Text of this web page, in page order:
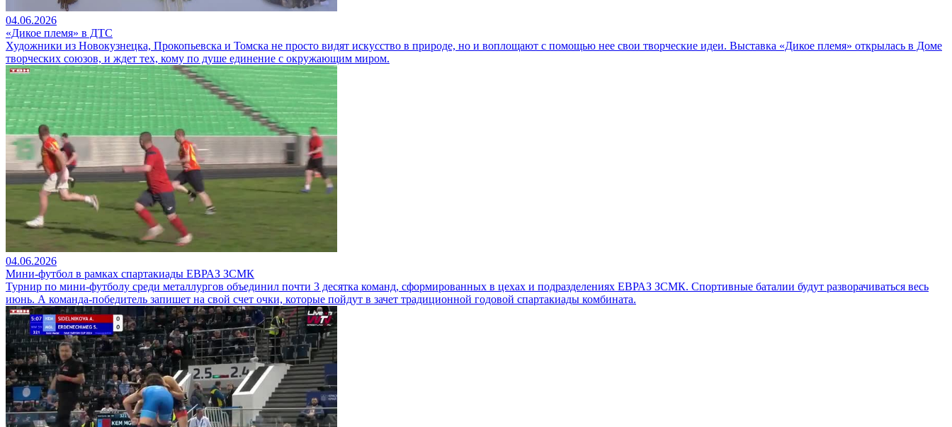
04.06.2026
«Дикое племя» в ДТС
Художники из Новокузнецка, Прокопьевска и Томска не просто видят искусство в природе, но и воплощают с помощью нее свои творческие идеи. Выставка «Дикое племя» открылась в Доме
творческих союзов, и ждет тех, кому по душе единение с окружающим миром.
04.06.2026
Мини-футбол в рамках спартакиады ЕВРАЗ ЗСМК
Турнир по мини-футболу среди металлургов объединил почти 3 десятка команд, сформированных в цехах и подразделениях ЕВРАЗ ЗСМК. Спортивные баталии будут разворачиваться весь
июнь. А команда-победитель запишет на свой счет очки, которые пойдут в зачет традиционной годовой спартакиады комбината.